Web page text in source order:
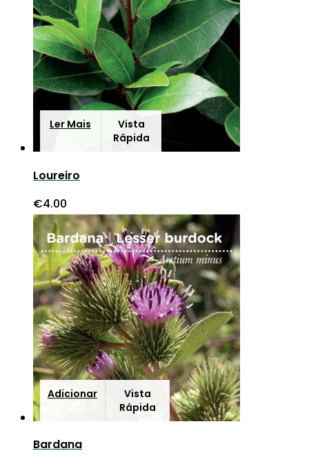
Ler Mais
Vista
Rápida
Loureiro
€4.00
Adicionar
Vista
Rápida
Bardana